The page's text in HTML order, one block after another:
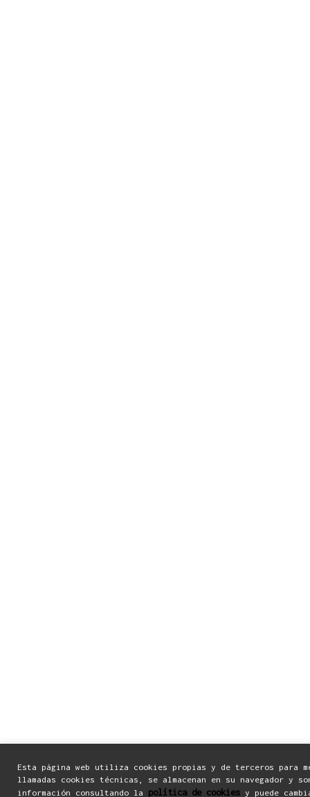
Esta página web utiliza cookies propias y de terceros para
llamadas cookies técnicas, se almacenan en su navegador y
información consultando la política de cookies y puede